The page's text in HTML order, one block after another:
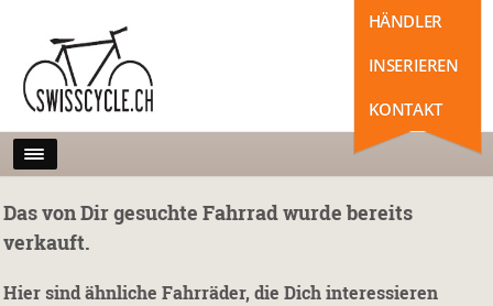
HÄNDLER
INSERIEREN
KONTAKT
Das von Dir gesuchte Fahrrad wurde bereits
verkauft.
Hier sind ähnliche Fahrräder, die Dich interessieren